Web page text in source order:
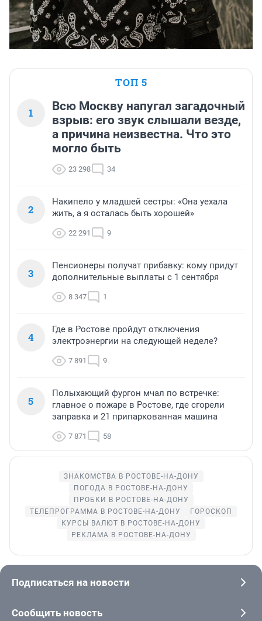
ТОП 5
1
Всю Москву напугал загадочный
взрыв: его звук слышали везде,
а причина неизвестна. Что это
могло быть
23 298 34
2
Накипело у младшей сестры: «Она уехала
жить, а я осталась быть хорошей»
22 291 9
3
Пенсионеры получат прибавку: кому придут
дополнительные выплаты с 1 сентября
8 347 1
4
Где в Ростове пройдут отключения
электроэнергии на следующей неделе?
7 891 9
5
Полыхающий фургон мчал по встречке:
главное о пожаре в Ростове, где сгорели
заправка и 21 припаркованная машина
7 871 58
ЗНАКОМСТВА В РОСТОВЕ-НА-ДОНУ
ПОГОДА В РОСТОВЕ-НА-ДОНУ
ПРОБКИ В РОСТОВЕ-НА-ДОНУ
ТЕЛЕПРОГРАММА В РОСТОВЕ-НА-ДОНУ
ГОРОСКОП
КУРСЫ ВАЛЮТ В РОСТОВЕ-НА-ДОНУ
РЕКЛАМА В РОСТОВЕ-НА-ДОНУ
Подписаться на новости
Сообщить новость